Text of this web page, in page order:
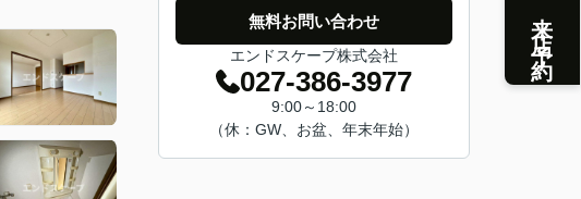
無料お問い合わせ
エンドスケープ株式会社
027-386-3977
9:00～18:00
（休：GW、お盆、年末年始）
来店予約